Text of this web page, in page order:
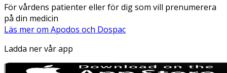
För vårdens patienter eller för dig som vill prenumerera
på din medicin
Läs mer om Apodos och Dospac
Ladda ner vår app